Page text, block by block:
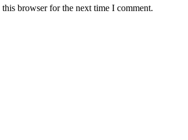
browser for the next time I comment.